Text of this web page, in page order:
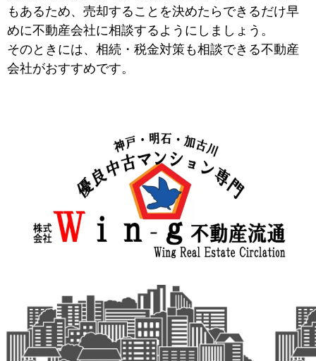
もあるため、売却することを決めたらできるだけ早
めに不動産会社に相談するようにしましょう。
そのときには、相続・税金対策も相談できる不動産
会社がおすすめです。